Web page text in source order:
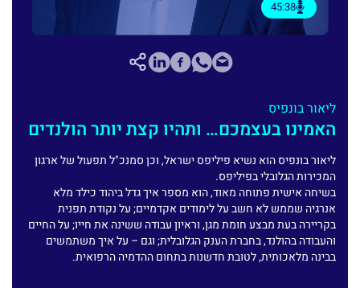
45:38
ליאור בונפיס
האמינו בעצמכם… ותהיו קצת יותר הולנדים
ליאור בונפיס הוא נשיא פיליפס ישראל, וכן סמנכ"ל תפעול של ארגון
המכירות הגלובלי בפיליפס.
בשיחה אישית פתוחה מאוד, הוא מספר איך גדל ביהוד כילד מלא
אנרגיה שממש לא חשב על לימודים אקדמיים; על נקודת תפנית
בקריירה בעת מבצע חומת מגן, וראיון עבודה ששינה את חייו; על החיים
והעבודה בהולנד, בחברת הענק הגלובלית; וגם – על איך משתמשים
בבינה מלאכותית, לטובת חדשנות בתחום ההדמיה הרפואית.